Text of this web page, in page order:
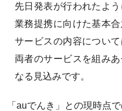
先日発表が行われたよ
業務提携に向けた基本
サービスの内容につい
両者のサービスを組み
なる見込みです。
「auでんき」との現時点